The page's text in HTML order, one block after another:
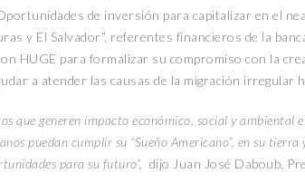
de inversión para capitalizar en el
y El Salvador”, referentes financieros de la
HUGE para formalizar su compromiso con la
a atender las causas de la migración irregular
que generen impacto económico, social y ambiental
puedan cumplir su “Sueño Americano”, en su
para su futuro”, dijo Juan José Daboub,